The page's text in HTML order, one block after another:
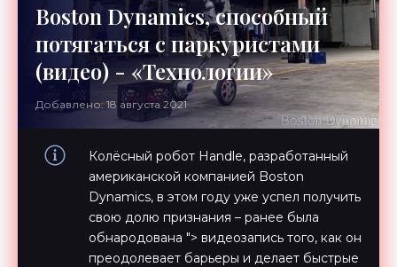
Boston Dynamics, способный
потягаться с паркуристами
(видео) - «Технологии»
Добавлено: 18 августа 2021
Колёсный робот Handle, разработанный
американской компанией Boston
Dynamics, в этом году уже успел получить
свою долю признания – ранее была
обнародована "> видеозапись того, как он
преодолевает барьеры и делает быстрые